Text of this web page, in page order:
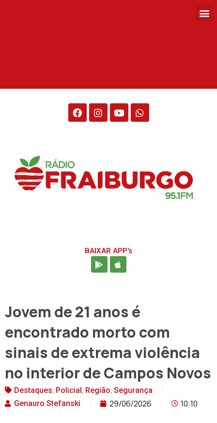
BAIXAR APP's
Jovem de 21 anos é
encontrado morto com
sinais de extrema violência
no interior de Campos Novos
Destaques, Policial , Região, Segurança
Genauro Stefanski
29/06/2026 10:10